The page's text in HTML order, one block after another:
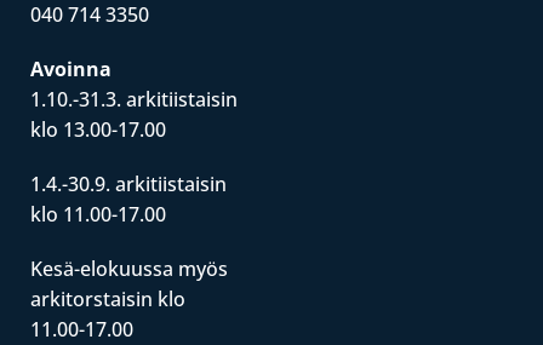
040 714 3350
Avoinna
1.10.-31.3. arkitiistaisin
klo 13.00-17.00
1.4.-30.9. arkitiistaisin
klo 11.00-17.00
Kesä-elokuussa myös
arkitorstaisin klo
11.00-17.00